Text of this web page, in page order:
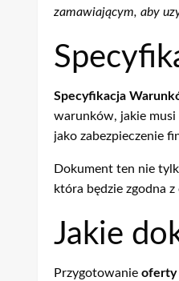
zamawiającym, aby
Specyfikacja
warunków, jakie musi
jako zabezpieczenie
Dokument ten nie
która będzie zgodna
Jakie
Przygotowanie oferty